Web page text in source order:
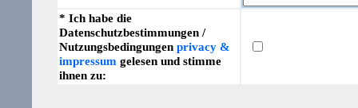
* Ich habe die
Datenschutzbestimmungen /
Nutzungsbedingungen privacy &
impressum gelesen und stimme
ihnen zu: